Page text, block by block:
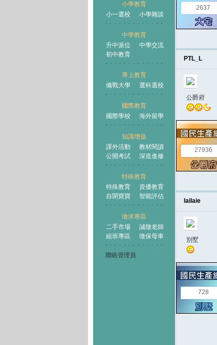
小學教育
小一選校
小學雜談
中學教育
升中派位
中學交流
初中教育
專上教育
備戰大學
選科選校
國際教育
國際學校
海外留學
知識增值
課外活動
教材閱讀
公開考試
深造進修
特殊教育
特殊教育
資優教育
自閉寶寶
智能評估
徵求專區
二手市場
誠徵老師
組班專區
徵保母車
聯絡管理員
2637
PTL_L
公爵府
27936
lailaie
別墅
728